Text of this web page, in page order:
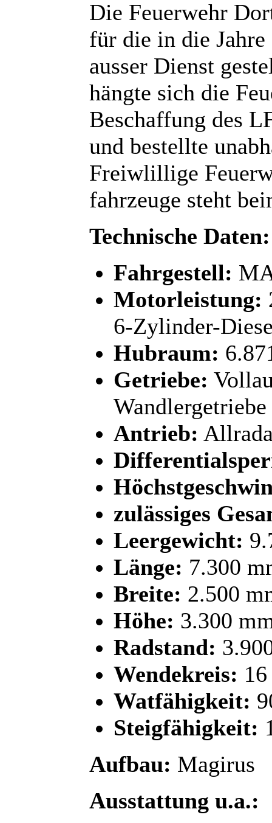
Die Feuerwehr
für die in die
ausser Dienst
hängte sich die
Beschaffung des
und bestellte
Freiwlillige
fahrzeuge steht
Technische Daten:
Fahrgestell:
Motorleistung:
6-Zylinder-
Hubraum:
Getriebe:
Antrieb:
zulässiges
Leergewicht:
Länge: 7.300
Breite: 2.500
Höhe: 3.300
Radstand:
Wendekreis:
Watfähigkeit:
Steigfähigkeit:
Aufbau: Magirus
Ausstattung u.a.: